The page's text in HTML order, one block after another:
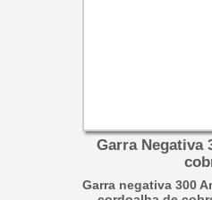
Garra Negativa
Garra negativa 300